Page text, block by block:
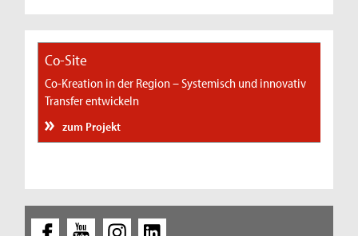
Co-Site
Co-Kreation in der Region – Systemisch und innovativ
Transfer entwickeln
zum Projekt